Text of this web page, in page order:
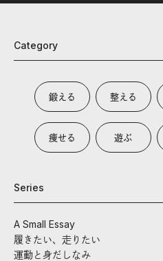
Category
鍛える 整える
痩せる 遊ぶ
Series
A Small Essay
履きたい、走りたい
運動と身だしなみ